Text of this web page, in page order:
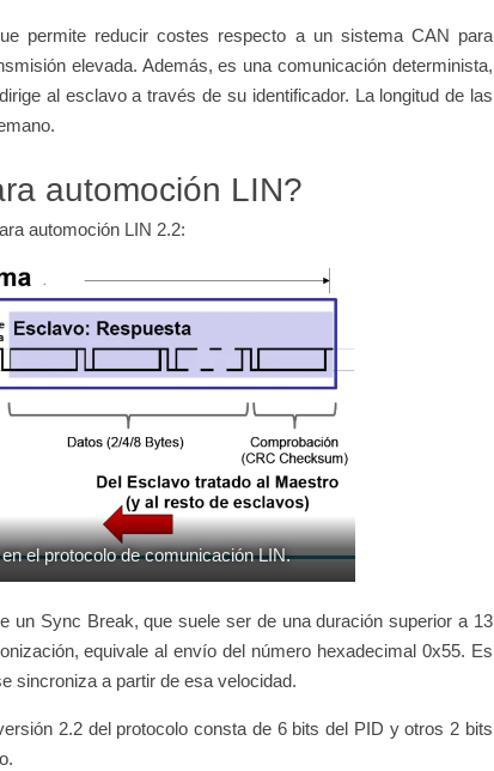
permite reducir costes respecto a un sistema CAN para
elevada. Además, es una comunicación determinista,
al esclavo a través de su identificador. La longitud de las
automoción LIN?
automoción LIN 2.2:
el protocolo de comunicación LIN.
un Sync Break, que suele ser de una duración superior a 13
equivale al envío del número hexadecimal 0x55. Es
sincroniza a partir de esa velocidad.
2.2 del protocolo consta de 6 bits del PID y otros 2 bits